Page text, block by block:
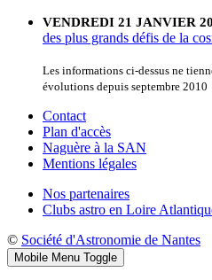
VENDREDI 21 JANVIER
des plus grands défis de la
Les informations ci-dessus ne
évolutions depuis septembre 2010
Contact
Plan d'accès
Naguère à la SAN
Mentions légales
Nos partenaires
Clubs astro en Loire
© Société d'Astronomie de Nantes
Mobile Menu Toggle